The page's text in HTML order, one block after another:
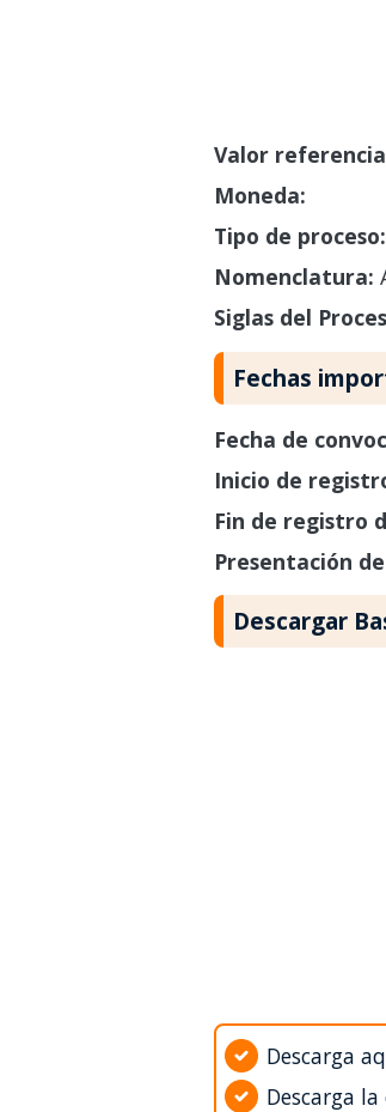
Valor
Moneda:
Tipo de proceso:
Nomenclatura:
Siglas del
Fechas
Fecha de
Inicio de
Fin de registro
Presentación
Descargar
Descarga
Descarga